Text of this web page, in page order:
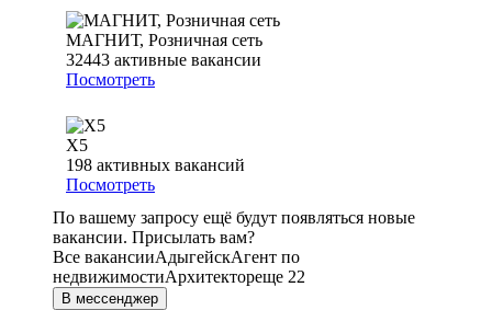
МАГНИТ, Розничная сеть
32443 активные вакансии
Посмотреть
Х5
198 активных вакансий
Посмотреть
По вашему запросу ещё будут появляться новые
вакансии. Присылать вам?
Все вакансииАдыгейскАгент по
недвижимостиАрхитектореще 22
В мессенджер